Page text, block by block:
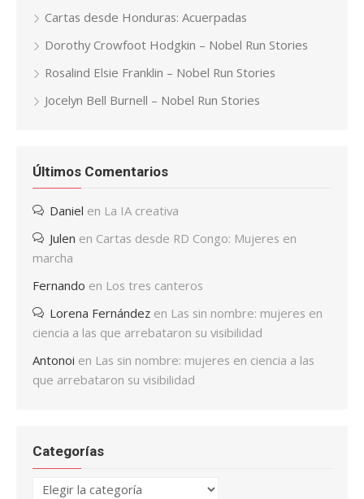
Cartas desde Honduras: Acuerpadas
Dorothy Crowfoot Hodgkin – Nobel Run Stories
Rosalind Elsie Franklin – Nobel Run Stories
Jocelyn Bell Burnell – Nobel Run Stories
Últimos Comentarios
Daniel en La IA creativa
Julen en Cartas desde RD Congo: Mujeres en
marcha
Fernando en Los tres canteros
Lorena Fernández en Las sin nombre: mujeres en
ciencia a las que arrebataron su visibilidad
Antonoi en Las sin nombre: mujeres en ciencia a las
que arrebataron su visibilidad
Categorías
Categorías